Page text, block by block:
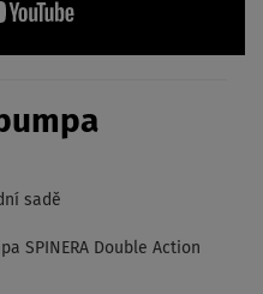
sadě
SPINERA Double Action